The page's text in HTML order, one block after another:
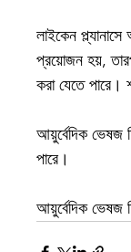
লাইকেন
প্রয়োজন হয়,
করা যেতে পারে।
আয়ুর্বেদিক ভেষজ
পারে।
আয়ুর্বেদিক ভেষজ